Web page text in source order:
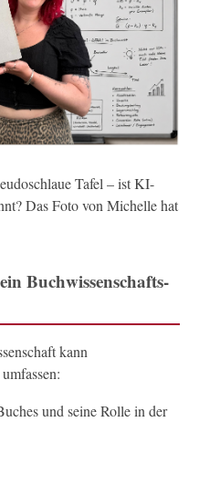
Tafel – ist KI-
Das Foto von Michelle hat
Buchwissenschafts-
kann
und seine Rolle in der